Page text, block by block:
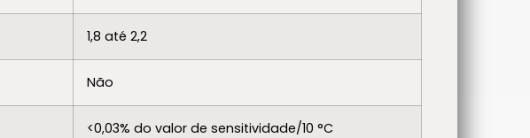
1,8 até 2,2
Não
<0,03% do valor de sensitividade/10 °C